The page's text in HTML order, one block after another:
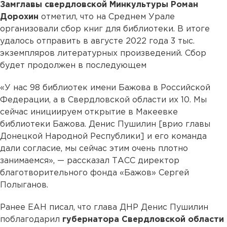
Замглавы свердловской Минкультуры Роман
Дорохин отметил, что на Среднем Урале
организовали сбор книг для библиотеки. В итоге
удалось отправить в августе 2022 года 3 тыс.
экземпляров литературных произведений. Сбор
будет продолжен в последующем
«У нас 98 библиотек имени Бажова в Российской
Федерации, а в Свердловской области их 10. Мы
сейчас инициируем открытие в Макеевке
библиотеки Бажова. Денис Пушилин [врио главы
Донецкой Народной Республики] и его команда
дали согласие, мы сейчас этим очень плотно
занимаемся», — рассказал ТАСС директор
благотворительного фонда «Бажов» Сергей
Полыганов.
Ранее ЕАН писал, что глава ДНР Денис Пушилин
поблагодарил губернатора Свердловской области